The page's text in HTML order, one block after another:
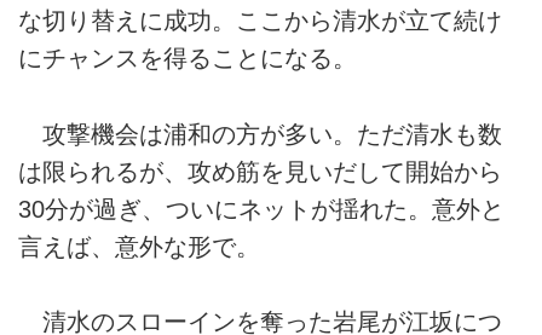
な切り替えに成功。ここから清水が立て続け
にチャンスを得ることになる。
攻撃機会は浦和の方が多い。ただ清水も数
は限られるが、攻め筋を見いだして開始から
30分が過ぎ、ついにネットが揺れた。意外と
言えば、意外な形で。
清水のスローインを奪った岩尾が江坂につ